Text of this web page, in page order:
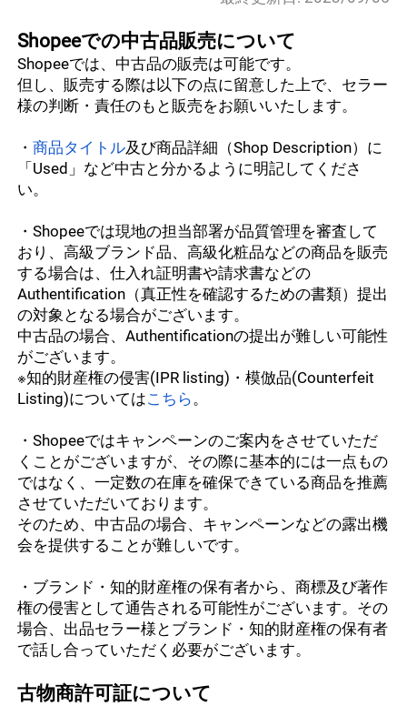
マーケット別の出品言語・翻訳
料金・決済関連について
料金・決済について
物流・配送について
【発送前】発送・送り状について
【配送中】配送状況の確認
【到着後】レポート・受領証
販売規制品目
返品・返金の対応
ローカルフルフィルメント（LFF）
ショップ・アカウント設定
ショップ・アカウントの基本情報
Shopeeモバイルアプリ
他市場申請アカウントについて
ショップの詳細設定
Preferred Seller
モールセラー
ビジネスインサイト
チャット機能
メイン・サブアカウントについて
リサーチ・お得な情報
マーケットを理解しよう
人気商品一覧
セミナー情報
マーケティング・販促機能
セラーセンター内の販促機能
CCB/FSS、メガディスカウントバウチャープログラム
Shopee内広告・外部マーケティング
AMS(アフィリエイト)・ライブストリーミング
Shopee Ads（ベータ版）
Shopee Ads
ERP・APIについて
ERPについて
Shopee Open API
Shopeeでの中古品販売について
Shopeeでは、中古品の販売は可能です。
但し、販売する際は以下の点に留意した上で、セラー
様の判断・責任のもと販売をお願いいたします。
・商品タイトル及び商品詳細（Shop Description）に
「Used」など中古と分かるように明記してくださ
い。
・Shopeeでは現地の担当部署が品質管理を審査して
おり、高級ブランド品、高級化粧品などの商品を販売
する場合は、仕入れ証明書や請求書などの
Authentification（真正性を確認するための書類）提出
の対象となる場合がございます。
中古品の場合、Authentificationの提出が難しい可能性
がございます。
※知的財産権の侵害(IPR listing)・模倣品(Counterfeit
Listing)についてはこちら。
・Shopeeではキャンペーンのご案内をさせていただ
くことがございますが、その際に基本的には一点もの
ではなく、一定数の在庫を確保できている商品を推薦
させていただいております。
そのため、中古品の場合、キャンペーンなどの露出機
会を提供することが難しいです。
・ブランド・知的財産権の保有者から、商標及び著作
権の侵害として通告される可能性がございます。その
場合、出品セラー様とブランド・知的財産権の保有者
で話し合っていただく必要がございます。
古物商許可証について